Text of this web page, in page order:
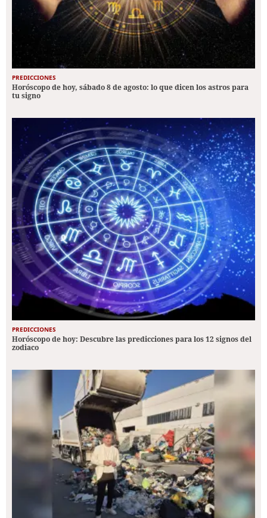
PREDICCIONES
Horóscopo de hoy, sábado 8 de agosto: lo que dicen los astros para
tu signo
PREDICCIONES
Horóscopo de hoy: Descubre las predicciones para los 12 signos del
zodiaco